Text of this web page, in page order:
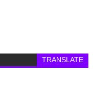
TRANSLATE